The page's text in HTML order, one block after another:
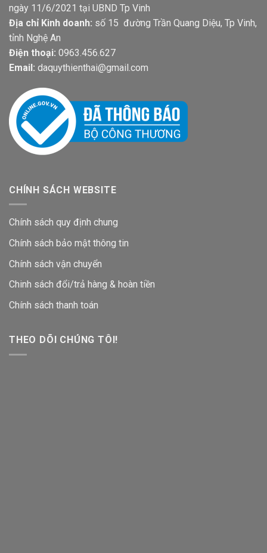
ngày 11/6/2021 tại UBND Tp Vinh
Địa chỉ Kinh doanh: số 15 đường Trần Quang Diệu, Tp Vinh,
tỉnh Nghệ An
Điện thoại: 0963.456.627
Email: daquythienthai@gmail.com
CHÍNH SÁCH WEBSITE
Chính sách quy định chung
Chính sách bảo mật thông tin
Chính sách vận chuyển
Chinh sách đổi/trả hàng & hoàn tiền
Chính sách thanh toán
THEO DÕI CHÚNG TÔI!